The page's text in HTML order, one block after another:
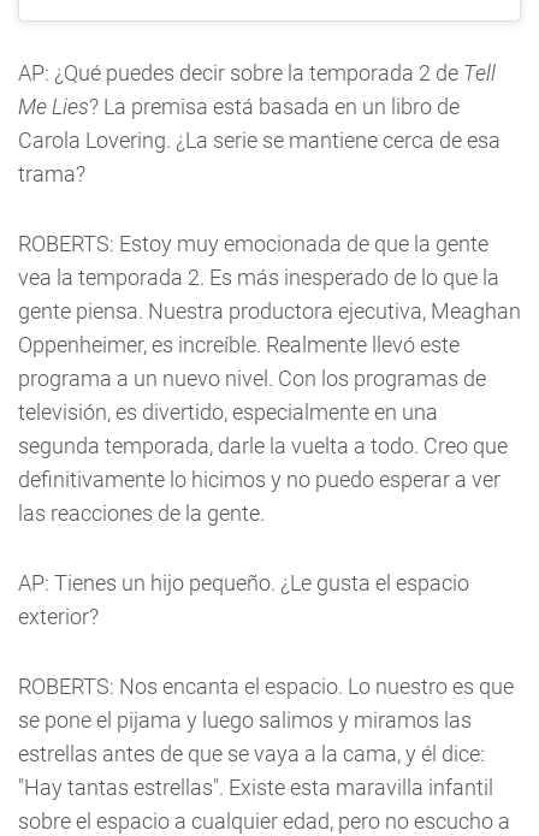
AP: ¿Qué puedes decir sobre la temporada 2 de Tell
Me Lies? La premisa está basada en un libro de
Carola Lovering. ¿La serie se mantiene cerca de esa
trama?
ROBERTS: Estoy muy emocionada de que la gente
vea la temporada 2. Es más inesperado de lo que la
gente piensa. Nuestra productora ejecutiva, Meaghan
Oppenheimer, es increíble. Realmente llevó este
programa a un nuevo nivel. Con los programas de
televisión, es divertido, especialmente en una
segunda temporada, darle la vuelta a todo. Creo que
definitivamente lo hicimos y no puedo esperar a ver
las reacciones de la gente.
AP: Tienes un hijo pequeño. ¿Le gusta el espacio
exterior?
ROBERTS: Nos encanta el espacio. Lo nuestro es que
se pone el pijama y luego salimos y miramos las
estrellas antes de que se vaya a la cama, y él dice:
"Hay tantas estrellas". Existe esta maravilla infantil
sobre el espacio a cualquier edad, pero no escucho a